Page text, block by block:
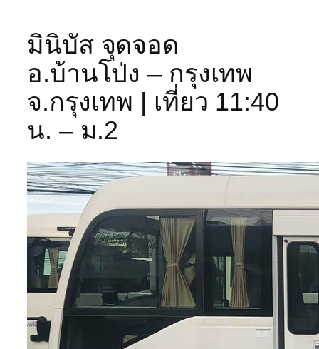
มินิบัส จุดจอด
อ.บ้านโป่ง – กรุงเทพ
จ.กรุงเทพ | เที่ยว 11:40
น. – ม.2